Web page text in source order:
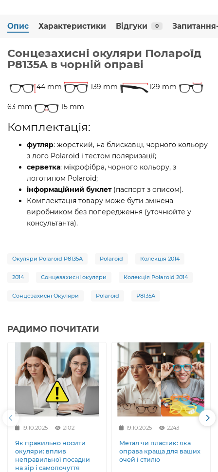
Опис Характеристики Відгуки 0
Сонцезахисні окуляри Полароїд
P8135A в чорній оправі
44 mm 139 mm 129 mm
63 mm 15 mm
Комплектація:
футляр: жорсткий, на блискавці, чорного кольору
з лого Polaroid і тестом поляризації;
серветка: мікрофібра, чорного кольору, з
логотипом Polaroid;
інформаційний буклет(паспорт з описом).
Комплектація товару може бути змінена
виробником без попередження (уточнюйте у
консультанта).
Окуляри Polaroid P8135A Polaroid Колекція 2014
2014 Сонцезахисні окуляри Колекція Polaroid 2014
Сонцезахисні Окуляри Polaroid P8135A
РАДИМО ПОЧИТАТИ
19.10.2025 2102
Як правильно носити
окуляри: вплив
неправильної посадки
на зір і самопочуття
19.10.2025 2243
Метал чи пластик: яка
оправа краща для ваших
очей і стилю